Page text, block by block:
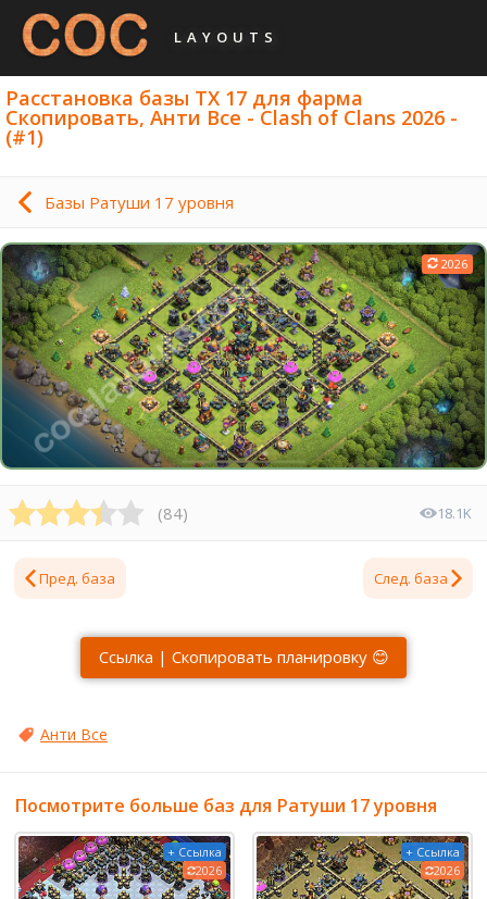
LAYOUTS
Расстановка базы ТХ 17 для фарма
Скопировать, Анти Все - Clash of Clans 2026 -
(#1)
Базы Ратуши 17 уровня
2026
(84) 18.1K
Пред. база След. база
Ссылка | Скопировать планировку 😊
Анти Все
Посмотрите больше баз для Ратуши 17 уровня
+ Ссылка
2026
+ Ссылка
2026